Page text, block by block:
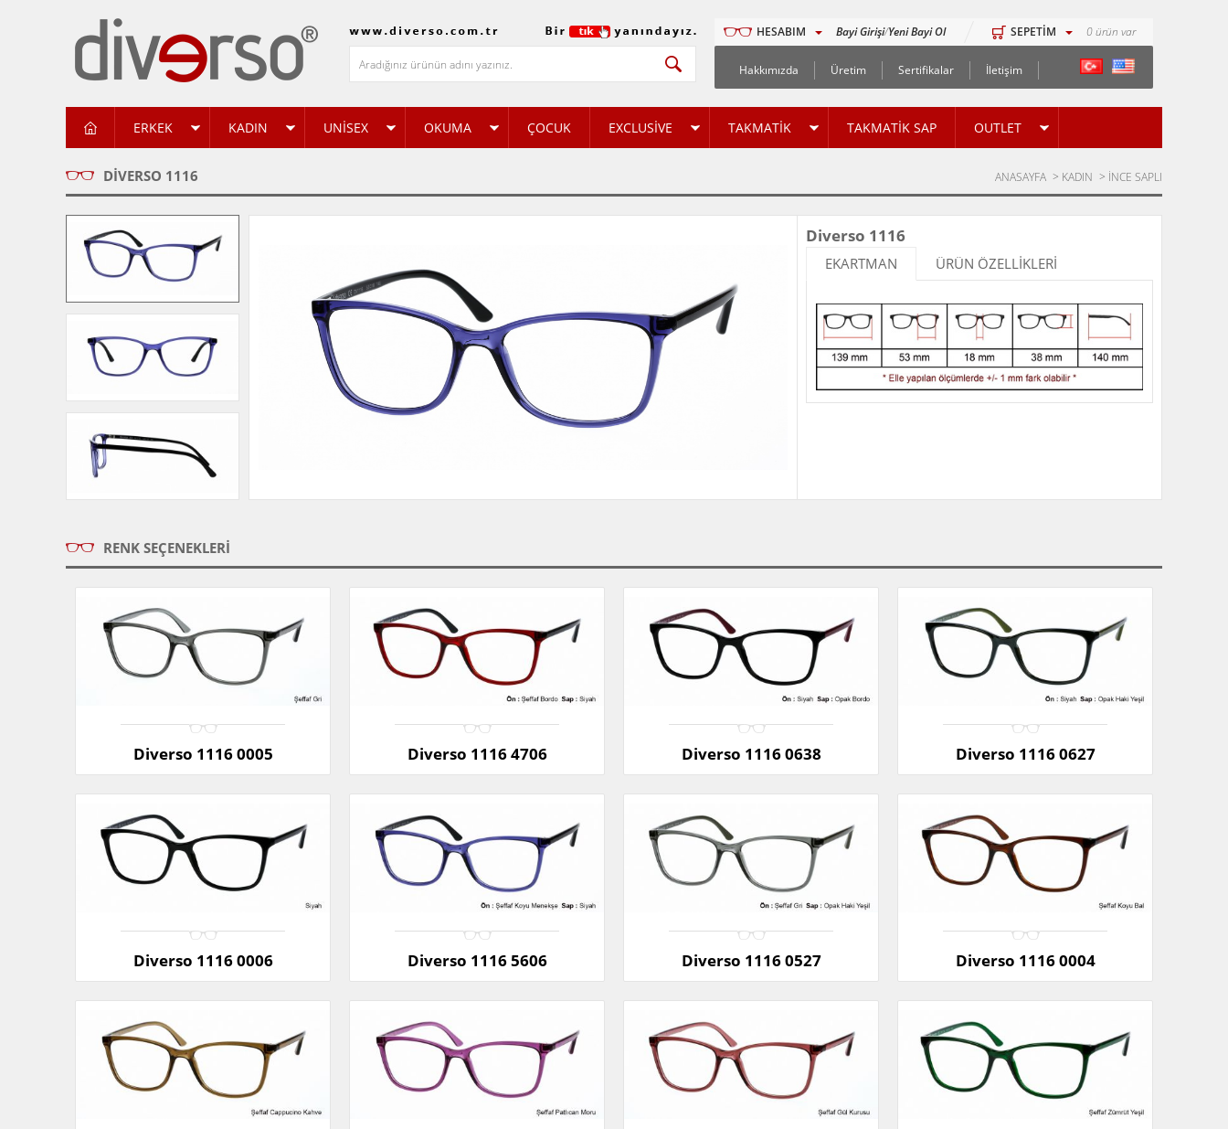
HESABIM Bayi Girişi/Yeni Bayi Ol SEPETİM 0ürün var
Hakkımızda Üretim Sertifikalar İletişim
ERKEK KADIN UNİSEX OKUMA ÇOCUK EXCLUSİVE TAKMATİK TAKMATİK SAP OUTLET
DIVERSO 1116 ANASAYFA > KADIN > İNCE SAPLI
Diverso 1116
EKARTMAN ÜRÜN ÖZELLİKLERİ
RENK SEÇENEKLERI
Diverso 1116 0005 Diverso 1116 4706 Diverso 1116 0638 Diverso 1116 0627
Diverso 1116 0006 Diverso 1116 5606 Diverso 1116 0527 Diverso 1116 0004